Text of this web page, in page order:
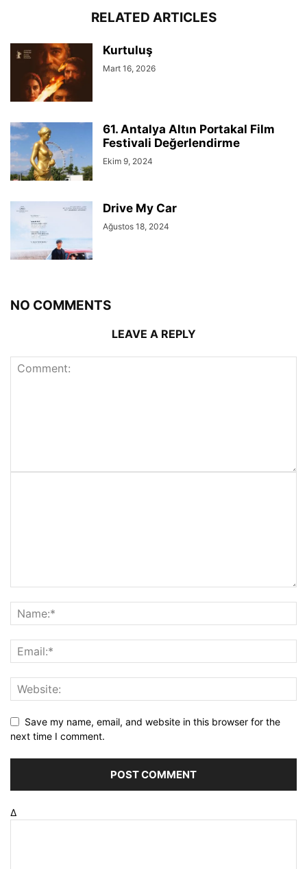
RELATED ARTICLES
Kurtuluş
Mart 16, 2026
61. Antalya Altın Portakal Film
Festivali Değerlendirme
Ekim 9, 2024
Drive My Car
Ağustos 18, 2024
NO COMMENTS
LEAVE A REPLY
Save my name, email, and website in this browser for the
next time I comment.
Δ